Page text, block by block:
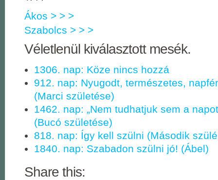
Ákos > > >
Szabolcs > > >
Véletlenül kiválasztott mesék.
1306. nap: Köze nincs hozzá
912. nap: Nyugodt, természetes,
(Marci születése)
1462. nap: „Nem tudhatjuk sem a
(Bucó születése)
818. nap: Így kell szülni (Második
1840. nap: Szabadon szülni jó! (Ábel)
Share this: